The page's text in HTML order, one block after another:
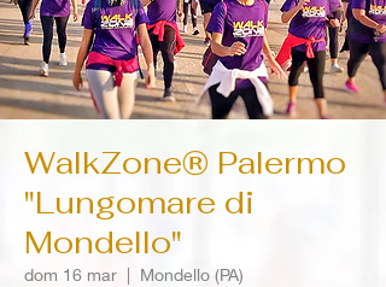
WalkZone® Palermo
"Lungomare di
Mondello"
dom 16 mar
  |
Mondello (PA)